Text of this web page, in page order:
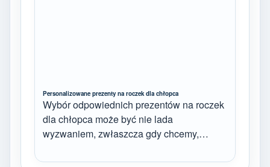
Personalizowane prezenty na roczek dla chłopca
Wybór odpowiednich prezentów na roczek
dla chłopca może być nie lada
wyzwaniem, zwłaszcza gdy chcemy,…